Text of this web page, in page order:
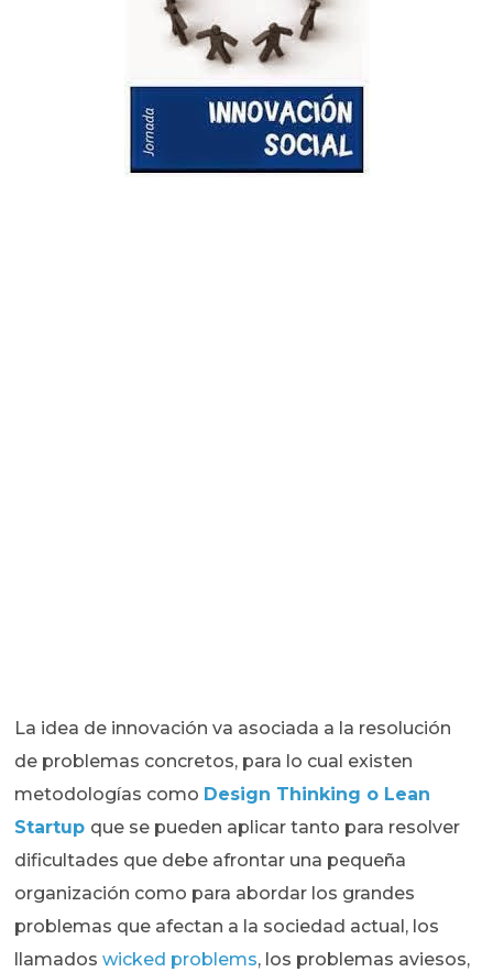
La idea de innovación va asociada a la resolución
de problemas concretos, para lo cual existen
metodologías como Design Thinking o Lean
Startup que se pueden aplicar tanto para resolver
dificultades que debe afrontar una pequeña
organización como para abordar los grandes
problemas que afectan a la sociedad actual, los
llamadoswicked problems, los problemas aviesos,